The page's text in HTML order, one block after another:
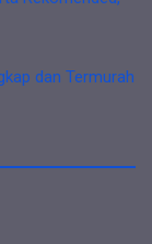
dan Termurah